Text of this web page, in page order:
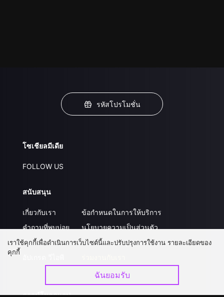
รหัสโปรโมชั่น
โซเชียลมีเดีย
FOLLOW US
สนับสนุน
เกี่ยวกับเรา
คำถามที่พบบ่อย
ติดต่อเรา
ข้อกำหนดในการให้บริการ
นโยบายความเป็นส่วนตัว
ส่งผลงานของคุณ
ดาวน์โหลดแอป
เราใช้คุกกี้เพื่อดำเนินการเว็บไซต์นี้และปรับปรุงการใช้งาน รายละเอียดของ
คุกกี้
ฉันยอมรับ